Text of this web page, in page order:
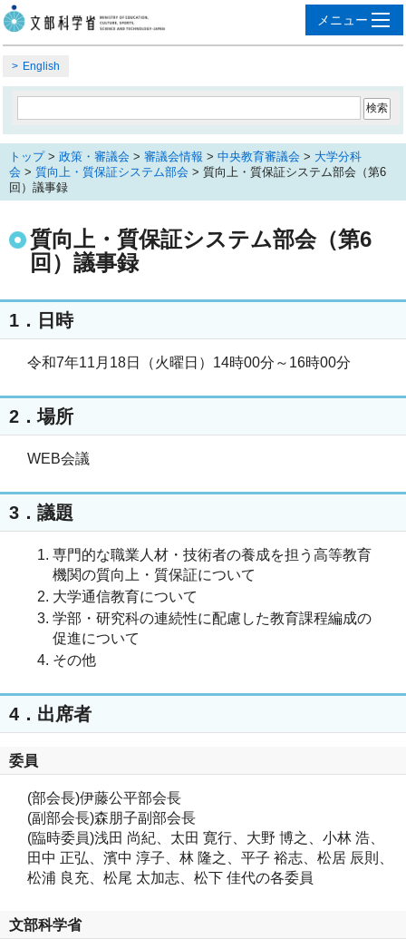
English
トップ> 政策・審議会 > 審議会情報 > 中央教育審議会 > 大学分科
会 > 質向上・質保証システム部会 > 質向上・質保証システム部会（第6
回）議事録
質向上・質保証システム部会（第6
回）議事録
1．日時
令和7年11月18日（火曜日）14時00分～16時00分
2．場所
WEB会議
3．議題
専門的な職業人材・技術者の養成を担う高等教育
機関の質向上・質保証について
大学通信教育について
学部・研究科の連続性に配慮した教育課程編成の
促進について
その他
4．出席者
委員
(部会長)伊藤公平部会長
(副部会長)森朋子副部会長
(臨時委員)浅田 尚紀、太田 寛行、大野 博之、小林 浩、
田中 正弘、濱中 淳子、林 隆之、平子 裕志、松居 辰則、
松浦 良充、松尾 太加志、松下 佳代の各委員
文部科学省